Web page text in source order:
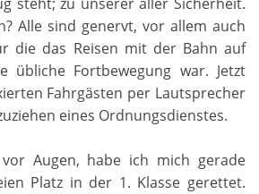
Alle sind genervt, vor allem auch
die das Reisen mit der Bahn auf
übliche Fortbewegung war. Jetzt
Fahrgästen per Lautsprecher
eines Ordnungsdienstes.
vor Augen, habe ich mich gerade
Platz in der 1. Klasse gerettet.